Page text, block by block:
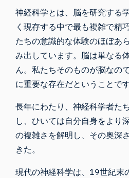
神経科学とは、脳を研究する
く現存する中で最も複雑で精
たちの意識的な体験のほぼあ
み出しています。脳は単なる
ん。私たちそのものが脳なの
に重要な存在だということです
長年にわたり、神経科学者た
し、ひいては自分自身をより
の複雑さを解明し、その奥深
きた。
現代の神経科学は、19世紀末